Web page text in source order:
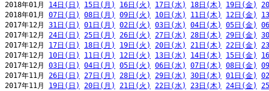
2018年01月 14日(日) 15日(月) 16日(火) 17日(水) 18日(木) 19日(金)
2018年01月 07日(日) 08日(月) 09日(火) 10日(水) 11日(木) 12日(金)
2017年12月 31日(日) 01日(月) 02日(火) 03日(水) 04日(木) 05日(金)
2017年12月 24日(日) 25日(月) 26日(火) 27日(水) 28日(木) 29日(金)
2017年12月 17日(日) 18日(月) 19日(火) 20日(水) 21日(木) 22日(金)
2017年12月 10日(日) 11日(月) 12日(火) 13日(水) 14日(木) 15日(金)
2017年12月 03日(日) 04日(月) 05日(火) 06日(水) 07日(木) 08日(金)
2017年11月 26日(日) 27日(月) 28日(火) 29日(水) 30日(木) 01日(金)
2017年11月 19日(日) 20日(月) 21日(火) 22日(水) 23日(木) 24日(金)